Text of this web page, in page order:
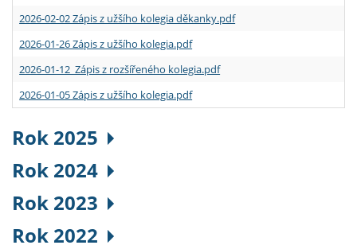
2026-02-02 Zápis z užšího kolegia děkanky.pdf
2026-01-26 Zápis z užšího kolegia.pdf
2026-01-12 Zápis z rozšířeného kolegia.pdf
2026-01-05 Zápis z užšího kolegia.pdf
Rok 2025
Rok 2024
Rok 2023
Rok 2022